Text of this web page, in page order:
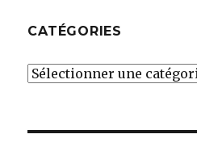
CATÉGORIES
Catégories